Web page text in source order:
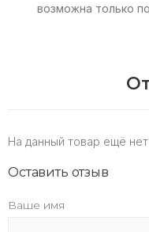
возможна только
На данный товар ещё
Оставить отзыв
Ваше имя